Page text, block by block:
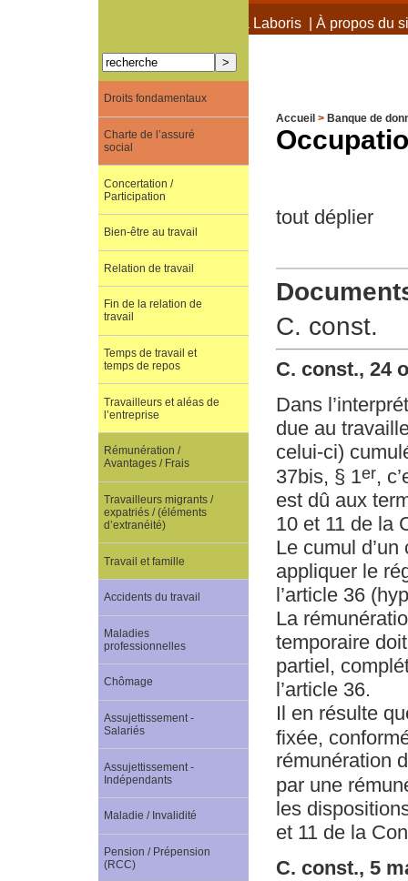
À propos de Terra Laboris| À propos du
Accueil > Banque de
tout déplier
C. const.
C. const., 24
Dans
due au
celui-ci)
37bis, § 1er,
est dû aux
10 et 11 de la
Le cumul
appliquer le
l’article 36
La
temporaire
partiel,
l’article 36.
Il en résulte
fixée,
rémunération
par une
les
et 11 de la
C. const., 5
Droits fondamentaux
Charte de l’assuré
social
Concertation /
Participation
Bien-être au travail
Relation de travail
Fin de la relation de
travail
Temps de travail et
temps de repos
Travailleurs et aléas de
l’entreprise
Rémunération /
Avantages / Frais
Travailleurs migrants /
expatriés / (éléments
d’extranéité)
Travail et famille
Accidents du travail
Maladies
professionnelles
Chômage
Assujettissement -
Salariés
Assujettissement -
Indépendants
Maladie / Invalidité
Pension / Prépension
(RCC)